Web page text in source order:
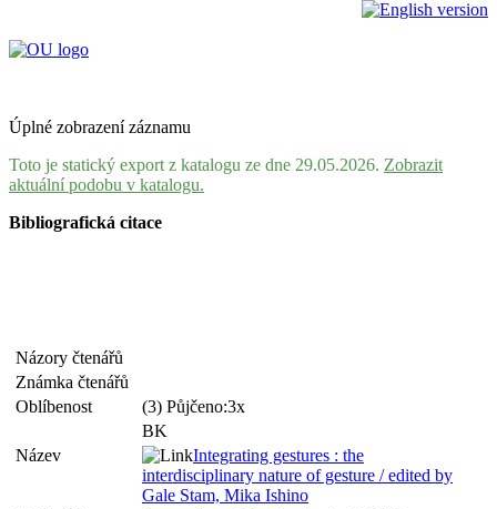
Úplné zobrazení záznamu
Toto je statický export z katalogu ze dne 29.05.2026. Zobrazit
aktuální podobu v katalogu.
Bibliografická citace
Názory čtenářů
Známka čtenářů
Oblíbenost
(3) Půjčeno:3x
BK
Název
Integrating gestures : the
interdisciplinary nature of gesture / edited by
Gale Stam, Mika Ishino